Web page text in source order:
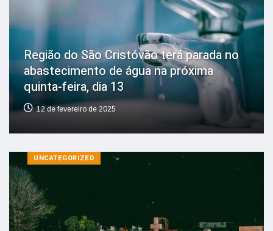
Região do São Cristóvão terá parada no
abastecimento de água na próxima
quinta-feira, dia 13
12 de fevereiro de 2025
UNCATEGORIZED